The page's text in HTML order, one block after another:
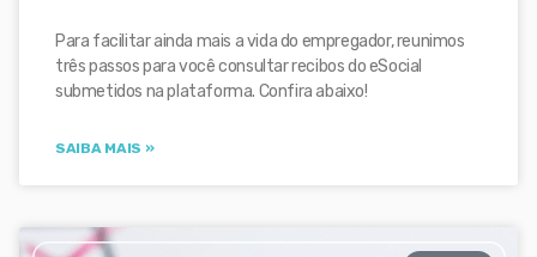
Para facilitar ainda mais a vida do empregador, reunimos
três passos para você consultar recibos do eSocial
submetidos na plataforma. Confira abaixo!
SAIBA MAIS »